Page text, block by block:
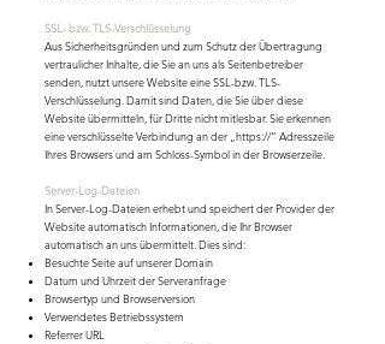
SSL- bzw. TLS-Verschlüsselung
Aus Sicherheitsgründen und zum Schutz der Übertragung
vertraulicher Inhalte, die Sie an uns als Seitenbetreiber
senden, nutzt unsere Website eine SSL-bzw. TLS-
Verschlüsselung. Damit sind Daten, die Sie über diese
Website übermitteln, für Dritte nicht mitlesbar. Sie erkennen
eine verschlüsselte Verbindung an der „https://“ Adresszeile
Ihres Browsers und am Schloss-Symbol in der Browserzeile.
Server-Log-Dateien
In Server-Log-Dateien erhebt und speichert der Provider der
Website automatisch Informationen, die Ihr Browser
automatisch an uns übermittelt. Dies sind:
Besuchte Seite auf unserer Domain
Datum und Uhrzeit der Serveranfrage
Browsertyp und Browserversion
Verwendetes Betriebssystem
Referrer URL